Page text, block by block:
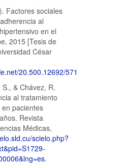
Factores sociales
al
en el
2015 [Tesis de
César
20.500.12692/571
& Chávez, R.
al tratamiento
pacientes
Revista
Médicas,
scielo.php?
.